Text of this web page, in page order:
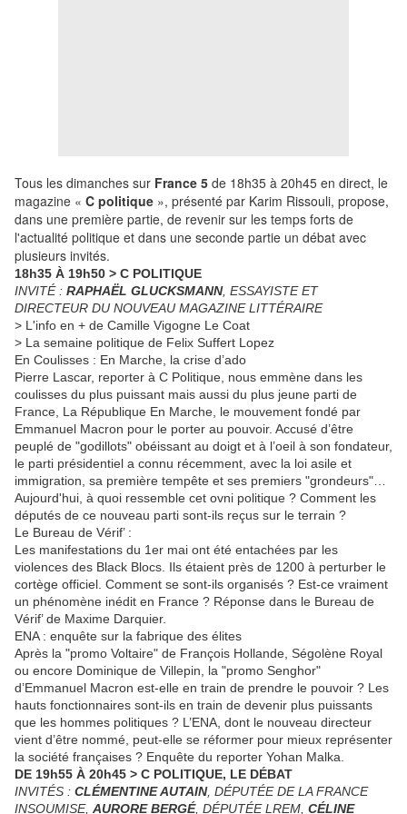
Tous les dimanches sur France 5 de 18h35 à 20h45 en direct, le
magazine « C politique », présenté par Karim Rissouli, propose,
dans une première partie, de revenir sur les temps forts de
l'actualité politique et dans une seconde partie un débat avec
plusieurs invités.
18h35 À 19h50 > C POLITIQUE
INVITÉ : RAPHAËL GLUCKSMANN, ESSAYISTE ET
DIRECTEUR DU NOUVEAU MAGAZINE LITTÉRAIRE
> L'info en + de Camille Vigogne Le Coat
> La semaine politique de Felix Suffert Lopez
En Coulisses : En Marche, la crise d’ado
Pierre Lascar, reporter à C Politique, nous emmène dans les
coulisses du plus puissant mais aussi du plus jeune parti de
France, La République En Marche, le mouvement fondé par
Emmanuel Macron pour le porter au pouvoir. Accusé d’être
peuplé de "godillots" obéissant au doigt et à l’oeil à son fondateur,
le parti présidentiel a connu récemment, avec la loi asile et
immigration, sa première tempête et ses premiers "grondeurs"…
Aujourd'hui, à quoi ressemble cet ovni politique ? Comment les
députés de ce nouveau parti sont-ils reçus sur le terrain ?
Le Bureau de Vérif’ :
Les manifestations du 1er mai ont été entachées par les
violences des Black Blocs. Ils étaient près de 1200 à perturber le
cortège officiel. Comment se sont-ils organisés ? Est-ce vraiment
un phénomène inédit en France ? Réponse dans le Bureau de
Vérif’ de Maxime Darquier.
ENA : enquête sur la fabrique des élites
Après la "promo Voltaire" de François Hollande, Ségolène Royal
ou encore Dominique de Villepin, la "promo Senghor"
d’Emmanuel Macron est-elle en train de prendre le pouvoir ? Les
hauts fonctionnaires sont-ils en train de devenir plus puissants
que les hommes politiques ? L’ENA, dont le nouveau directeur
vient d’être nommé, peut-elle se réformer pour mieux représenter
la société françaises ? Enquête du reporter Yohan Malka.
DE 19h55 À 20h45 > C POLITIQUE, LE DÉBAT
INVITÉS : CLÉMENTINE AUTAIN, DÉPUTÉE DE LA FRANCE
INSOUMISE, AURORE BERGÉ, DÉPUTÉE LREM, CÉLINE